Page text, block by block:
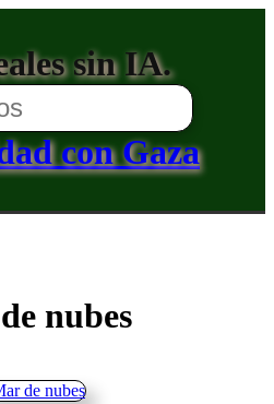
sin IA.
nubes